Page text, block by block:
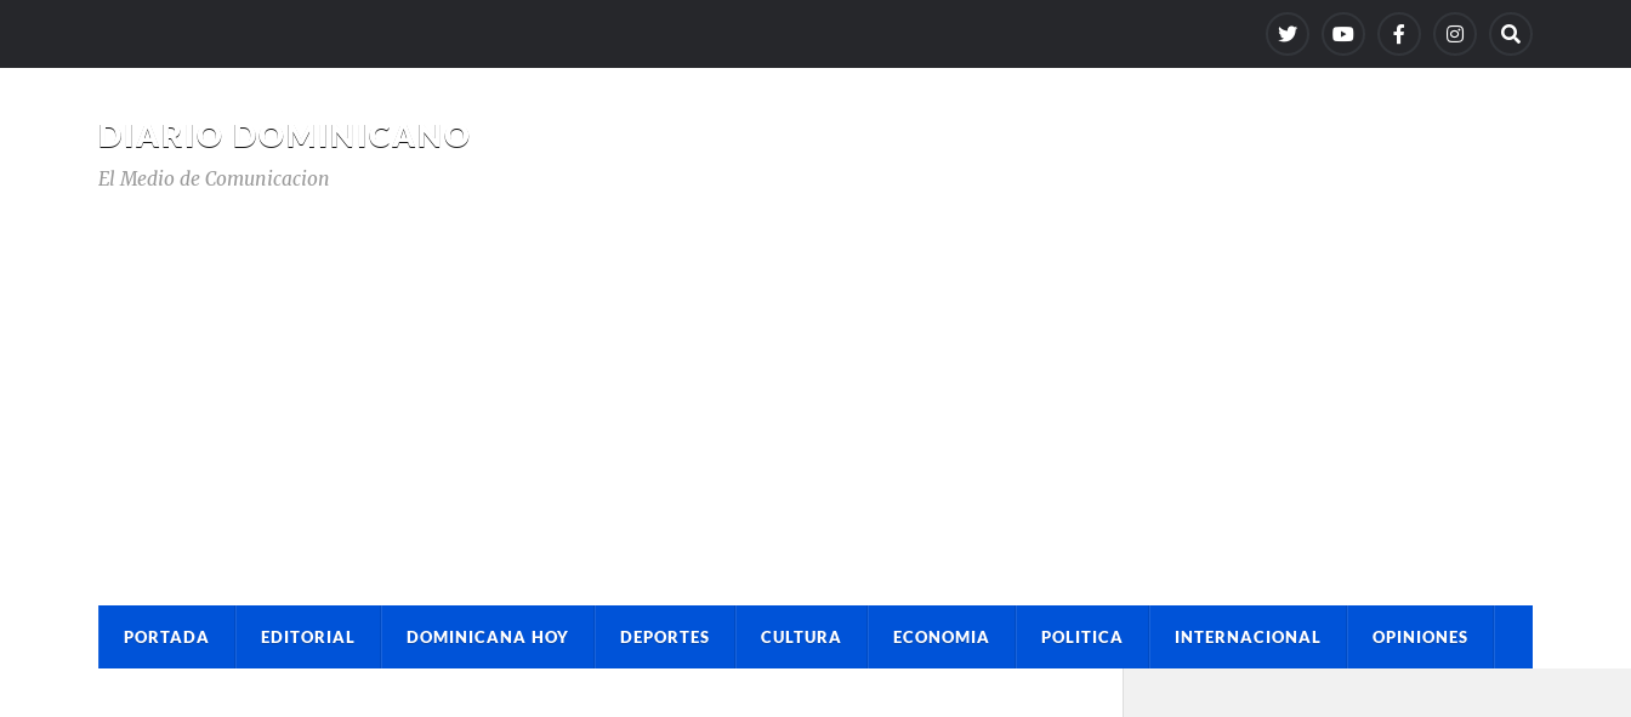
DIARIO DOMINICANO
El Medio de Comunicacion
PORTADA EDITORIAL DOMINICANA HOY DEPORTES CULTURA ECONOMIA POLITICA INTERNACIONAL OPINIONES